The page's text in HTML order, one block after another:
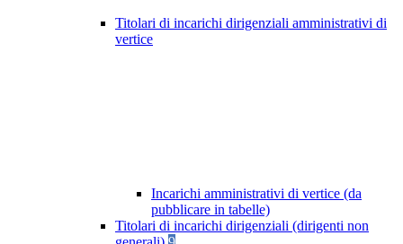
Titolari di incarichi dirigenziali amministrativi di
vertice
Incarichi amministrativi di vertice (da
pubblicare in tabelle)
Titolari di incarichi dirigenziali (dirigenti non